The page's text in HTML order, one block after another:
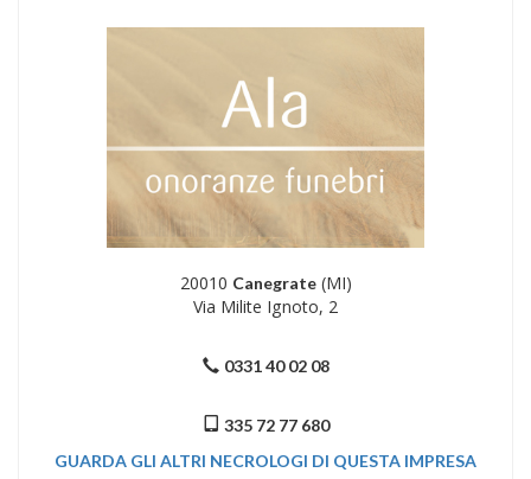
20010 Canegrate(MI)
Via Milite Ignoto, 2
0331 40 02 08
335 72 77 680
GUARDA GLI ALTRI NECROLOGI DI QUESTA IMPRESA